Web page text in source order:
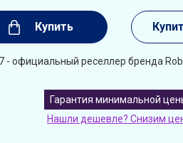
Купить
- официальный реселлер бренда
Гарантия минимальной
Нашли дешевле? Снизим